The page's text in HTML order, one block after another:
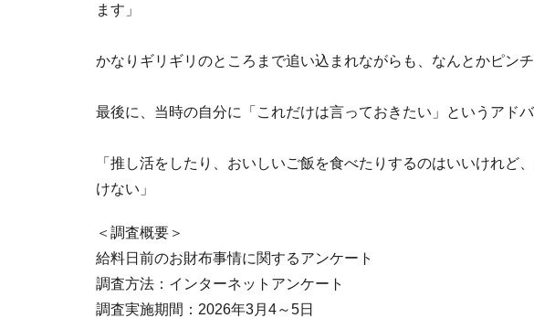
ます」
かなりギリギリのところまで追い込まれながらも、なんとかピン
最後に、当時の自分に「これだけは言っておきたい」というアドバ
「推し活をしたり、おいしいご飯を食べたりするのはいいけれど
けない」
＜調査概要＞
給料日前のお財布事情に関するアンケート
調査方法：インターネットアンケート
調査実施期間：2026年3月4～5日